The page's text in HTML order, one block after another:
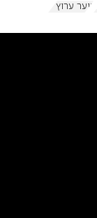
נוער ערוץ 7